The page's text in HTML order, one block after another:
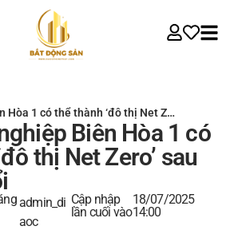
Hòa 1 có thể thành ‘đô thị Net Z…
Biên Hòa 1 có
thị Net Zero’ sau
admin_di
aoc
Cập nhập
lần cuối vào
18/07/2025
14:00